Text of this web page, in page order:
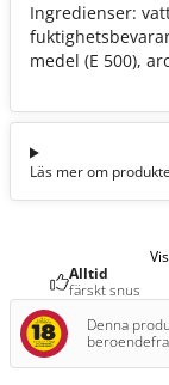
Ingredienser:
medel (E 500),
Läs mer om
Alltid
färskt snus
Denna